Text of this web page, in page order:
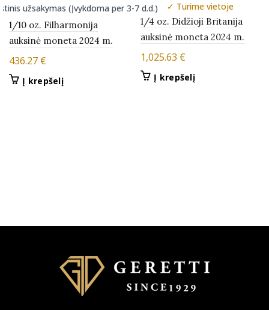
užsakymas (Įvykdoma per 3-7 d.d.)
1/10 oz. Filharmonija
auksinė moneta 2024 m.
436.27 €
Į krepšelį
✓ Turime vietoje
1/4 oz. Didžioji Britanija
auksinė moneta 2024 m.
1,025.63 €
Į krepšelį